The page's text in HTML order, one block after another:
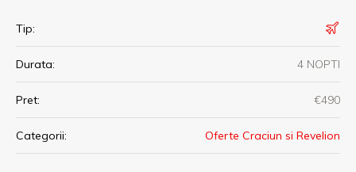
Tip:
Durata: 4 NOPTI
Pret: €490
Categorii: Oferte Craciun si Revelion